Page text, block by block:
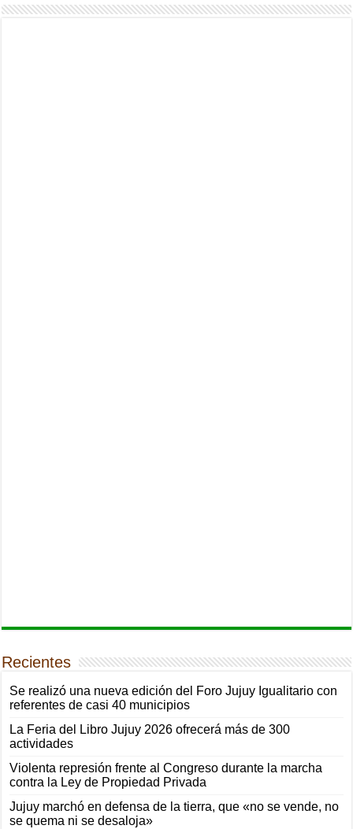
Recientes
Se realizó una nueva edición del Foro Jujuy Igualitario con
referentes de casi 40 municipios
La Feria del Libro Jujuy 2026 ofrecerá más de 300
actividades
Violenta represión frente al Congreso durante la marcha
contra la Ley de Propiedad Privada
Jujuy marchó en defensa de la tierra, que «no se vende, no
se quema ni se desaloja»